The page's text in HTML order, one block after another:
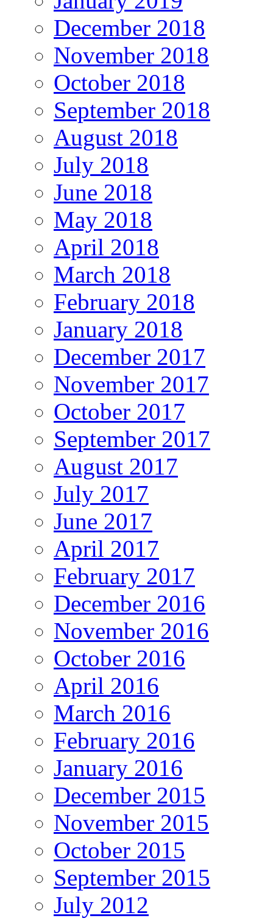
December 2018
November 2018
October 2018
September 2018
August 2018
July 2018
June 2018
May 2018
April 2018
March 2018
February 2018
January 2018
December 2017
November 2017
October 2017
September 2017
August 2017
July 2017
June 2017
April 2017
February 2017
December 2016
November 2016
October 2016
April 2016
March 2016
February 2016
January 2016
December 2015
November 2015
October 2015
September 2015
July 2012